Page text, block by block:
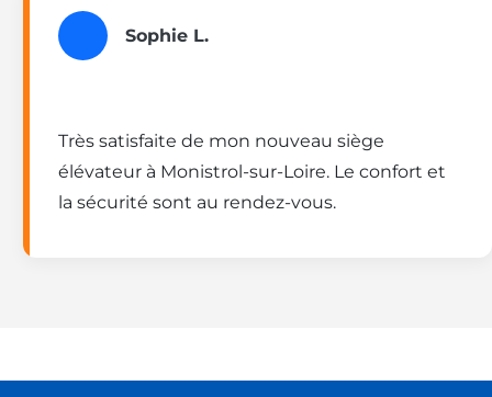
Sophie L.
Très satisfaite de mon nouveau siège
élévateur à Monistrol-sur-Loire. Le confort et
la sécurité sont au rendez-vous.